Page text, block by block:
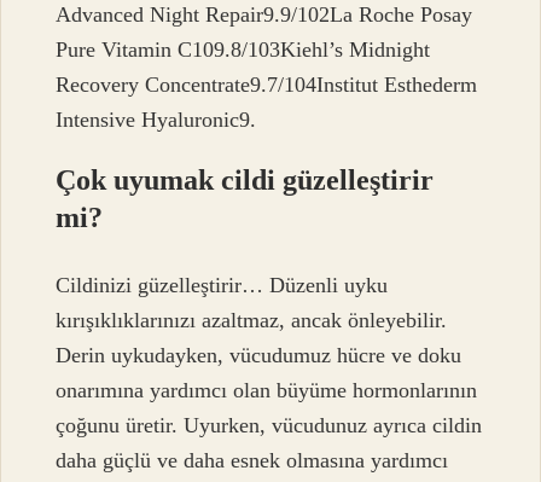
Advanced Night Repair9.9/102La Roche Posay
Pure Vitamin C109.8/103Kiehl’s Midnight
Recovery Concentrate9.7/104Institut Esthederm
Intensive Hyaluronic9.
Çok uyumak cildi güzelleştirir
mi?
Cildinizi güzelleştirir… Düzenli uyku
kırışıklıklarınızı azaltmaz, ancak önleyebilir.
Derin uykudayken, vücudumuz hücre ve doku
onarımına yardımcı olan büyüme hormonlarının
çoğunu üretir. Uyurken, vücudunuz ayrıca cildin
daha güçlü ve daha esnek olmasına yardımcı